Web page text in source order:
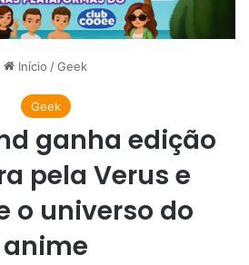
Início /Geek
Geek
ganha edição
pela Verus e
o universo do
anime